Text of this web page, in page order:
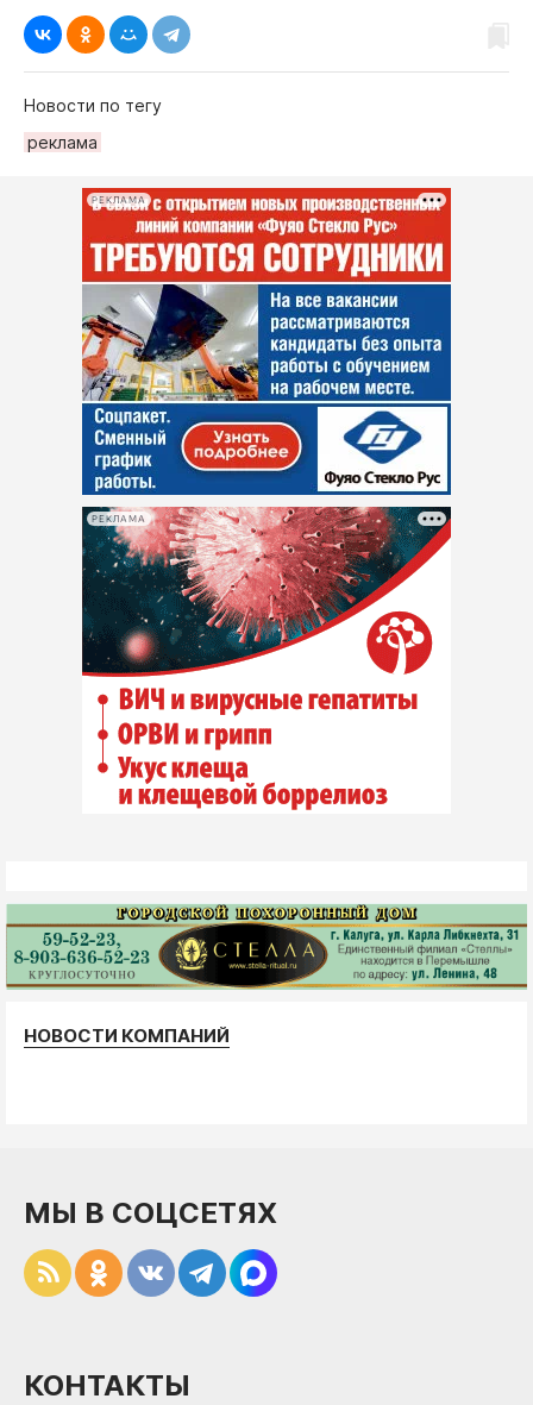
Новости по тегу
рeклама
РЕКЛАМА
РЕКЛАМА
НОВОСТИ КОМПАНИЙ
МЫ В СОЦСЕТЯХ
КОНТАКТЫ